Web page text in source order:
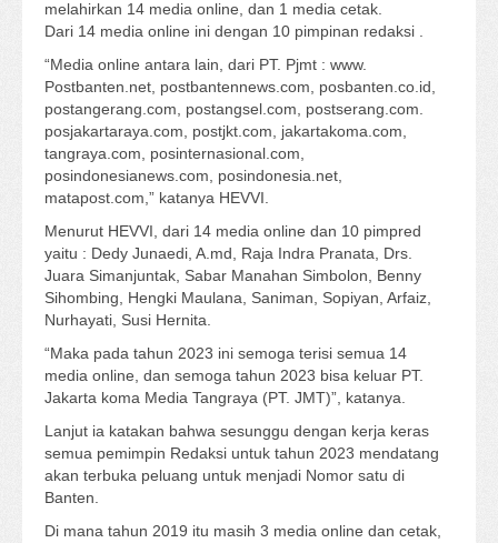
melahirkan 14 media online, dan 1 media cetak.
Dari 14 media online ini dengan 10 pimpinan redaksi .
“Media online antara lain, dari PT. Pjmt : www.
Postbanten.net, postbantennews.com, posbanten.co.id,
postangerang.com, postangsel.com, postserang.com.
posjakartaraya.com, postjkt.com, jakartakoma.com,
tangraya.com, posinternasional.com,
posindonesianews.com, posindonesia.net,
matapost.com,” katanya HEVVI.
Menurut HEVVI, dari 14 media online dan 10 pimpred
yaitu : Dedy Junaedi, A.md, Raja Indra Pranata, Drs.
Juara Simanjuntak, Sabar Manahan Simbolon, Benny
Sihombing, Hengki Maulana, Saniman, Sopiyan, Arfaiz,
Nurhayati, Susi Hernita.
“Maka pada tahun 2023 ini semoga terisi semua 14
media online, dan semoga tahun 2023 bisa keluar PT.
Jakarta koma Media Tangraya (PT. JMT)”, katanya.
Lanjut ia katakan bahwa sesunggu dengan kerja keras
semua pemimpin Redaksi untuk tahun 2023 mendatang
akan terbuka peluang untuk menjadi Nomor satu di
Banten.
Di mana tahun 2019 itu masih 3 media online dan cetak,